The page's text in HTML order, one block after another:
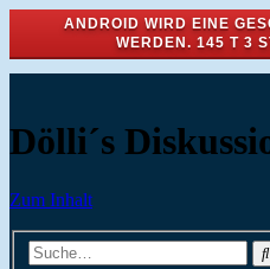
ANDROID WIRD EINE
WERDEN. 145 T 3
Dölli´s
Zum Inhalt